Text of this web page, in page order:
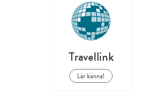
Travellink
Lär känna!